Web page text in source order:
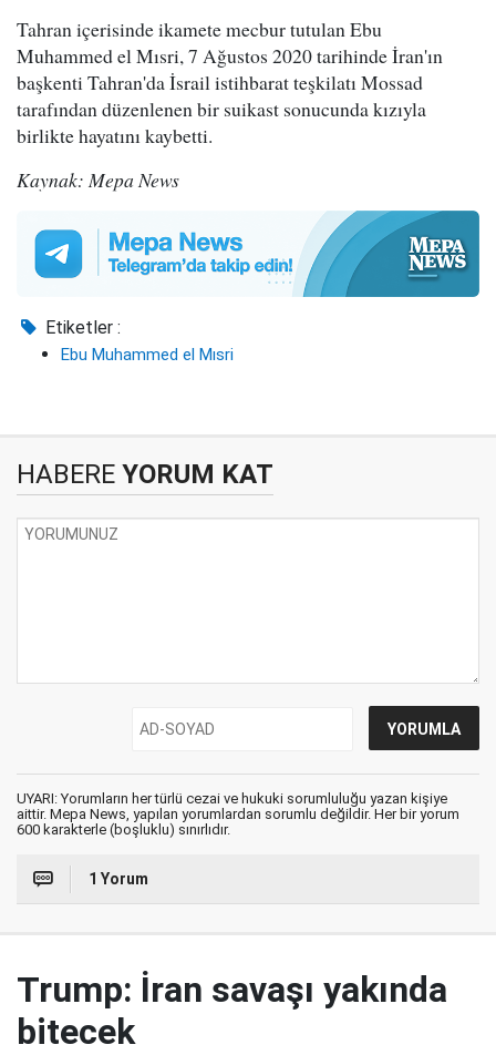
Tahran içerisinde ikamete mecbur tutulan Ebu
Muhammed el Mısri, 7 Ağustos 2020 tarihinde İran'ın
başkenti Tahran'da İsrail istihbarat teşkilatı Mossad
tarafından düzenlenen bir suikast sonucunda kızıyla
birlikte hayatını kaybetti.
Kaynak: Mepa News
Etiketler :
Ebu Muhammed el Mısri
HABERE YORUM KAT
UYARI: Yorumların her türlü cezai ve hukuki sorumluluğu yazan kişiye
aittir. Mepa News, yapılan yorumlardan sorumlu değildir. Her bir yorum
600 karakterle (boşluklu) sınırlıdır.
1 Yorum
Trump: İran savaşı yakında
bitecek